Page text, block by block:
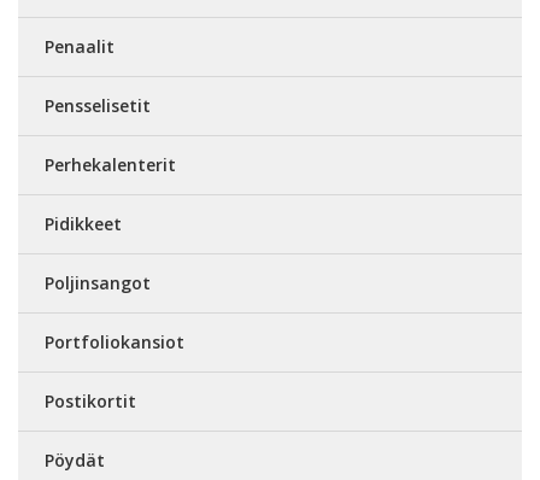
Penaalit
Pensselisetit
Perhekalenterit
Pidikkeet
Poljinsangot
Portfoliokansiot
Postikortit
Pöydät